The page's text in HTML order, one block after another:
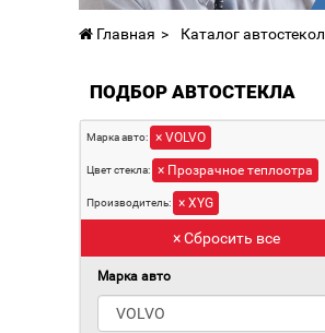
Главная Каталог автостекол
ПОДБОР АВТОСТЕКЛА
Марка авто: × VOLVO
Цвет стекла: × Прозрачное теплоотра
Производитель: × XYG
× Сбросить все
Марка авто